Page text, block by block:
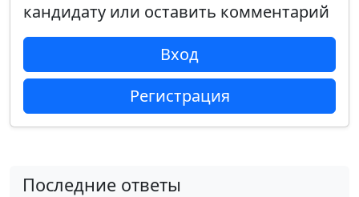
кандидату или оставить комментарий
Вход
Регистрация
Последние ответы